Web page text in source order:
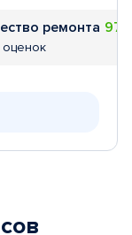
ремонта